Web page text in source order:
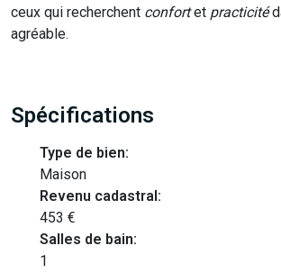
ceux qui recherchent confortet practicité
agréable.
Spécifications
Type de bien:
Maison
Revenu cadastral:
453 €
Salles de bain:
1